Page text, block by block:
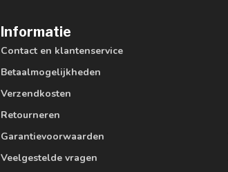
Informatie
Contact en klantenservice
Betaalmogelijkheden
Verzendkosten
Retourneren
Garantievoorwaarden
Veelgestelde vragen